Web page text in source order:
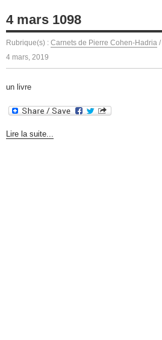
4 mars 1098
Rubrique(s) : Carnets de Pierre Cohen-Hadria /
4 mars, 2019
un livre
Lire la suite...